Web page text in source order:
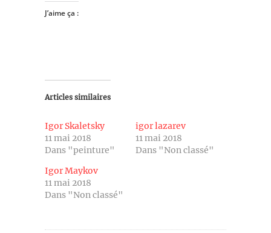
J’aime ça :
Articles similaires
Igor Skaletsky
11 mai 2018
Dans "peinture"
igor lazarev
11 mai 2018
Dans "Non classé"
Igor Maykov
11 mai 2018
Dans "Non classé"